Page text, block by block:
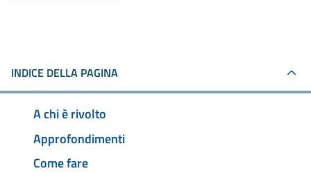
INDICE DELLA PAGINA
A chi è rivolto
Approfondimenti
Come fare